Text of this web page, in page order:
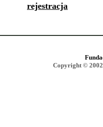
rejestracja
Copyright ©